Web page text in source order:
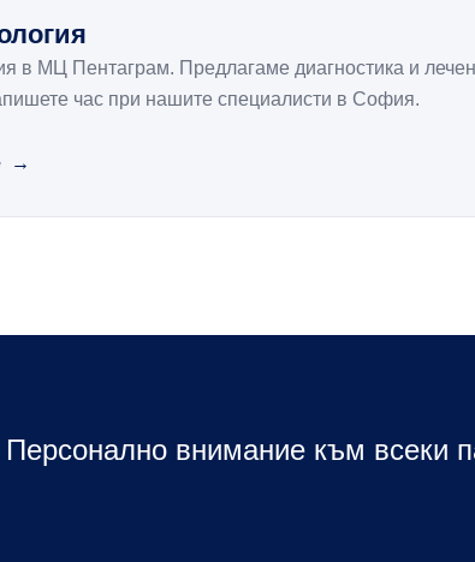
в МЦ Пентаграм. Предлагаме диагностика и
час при нашите специалисти в София.
Персонално внимание към всеки